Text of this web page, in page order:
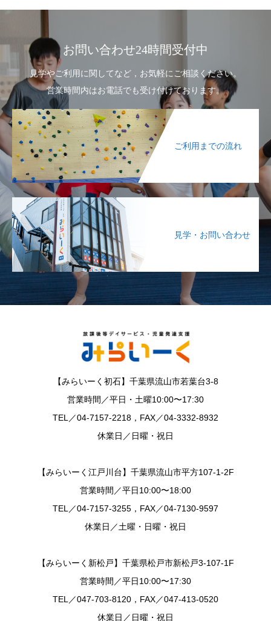
お問い合わせ24時間受付中
見学やご利用に関してなど，お気軽にご相談ください。
営業時間内はお電話でも受け付けております。
ご利用までの流れ
見学・お問い合わせ
【みらいーく初石】千葉県流山市若葉台3-8
営業時間／平日・土曜10:00〜17:30
TEL／04-7157-2218，FAX／04-3332-8932
休業日／日曜・祝日
【みらいーく江戸川台】千葉県流山市平方107-1-2F
営業時間／平日10:00〜18:00
TEL／04-7157-3255，FAX／04-7130-9597
休業日／土曜・日曜・祝日
【みらいーく新松戸】千葉県松戸市新松戸3-107-1F
営業時間／平日10:00〜17:30
TEL／047-703-8120，FAX／047-413-0520
休業日／日曜・祝日